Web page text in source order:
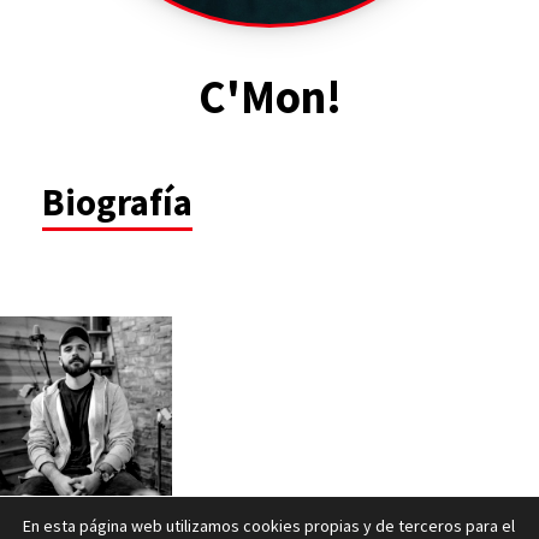
C'Mon!
Biografía
En esta página web utilizamos cookies propias y de terceros para el